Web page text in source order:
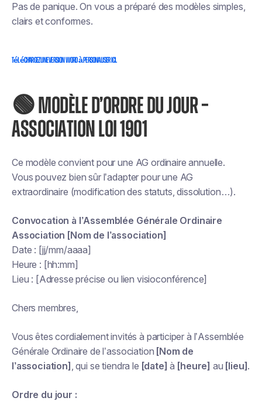
Pas de panique. On vous a préparé des modèles simples,
clairs et conformes.
Téléchargez une version word à personaliser ici.
🟢 MODÈLE D’ORDRE DU JOUR –
ASSOCIATION LOI 1901
Ce modèle convient pour une AG ordinaire annuelle.
Vous pouvez bien sûr l’adapter pour une AG
extraordinaire (modification des statuts, dissolution…).
Convocation à l’Assemblée Générale Ordinaire
Association [Nom de l’association]
Date : [jj/mm/aaaa]
Heure : [hh:mm]
Lieu : [Adresse précise ou lien visioconférence]
Chers membres,
Vous êtes cordialement invités à participer à l’Assemblée
Générale Ordinaire de l’association [Nom de
l’association] , qui se tiendra le [date] à [heure] au [lieu] .
Ordre du jour :